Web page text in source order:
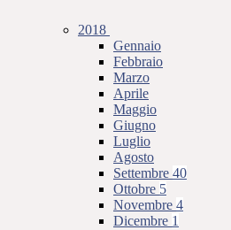
2018
Gennaio
Febbraio
Marzo
Aprile
Maggio
Giugno
Luglio
Agosto
Settembre 40
Ottobre 5
Novembre 4
Dicembre 1